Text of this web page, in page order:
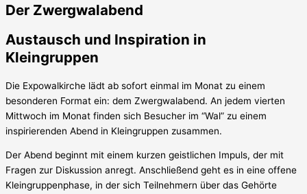
Der Zwergwalabend
Austausch und Inspiration in
Kleingruppen
Die Expowalkirche lädt ab sofort einmal im Monat zu einem
besonderen Format ein: dem Zwergwalabend. An jedem vierten
Mittwoch im Monat finden sich Besucher im “Wal” zu einem
inspirierenden Abend in Kleingruppen zusammen.
Der Abend beginnt mit einem kurzen geistlichen Impuls, der mit
Fragen zur Diskussion anregt. Anschließend geht es in eine offene
Kleingruppenphase, in der sich Teilnehmern über das Gehörte